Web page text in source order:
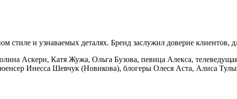
и узнаваемых деталях. Бренд заслужил доверие клиентов,
Аскери, Катя Жужа, Ольга Бузова, певица Алекса,
Инесса Шевчук (Новикова), блогеры Олеся Аста, Алиса